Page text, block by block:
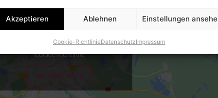
Akzeptieren Ablehnen Einstellungen
Cookie-RichtlinieDatenschutzImpressum
auf "Ich stimme zu", um Google maps
zu aktivieren
Cookie-Richtlinie
Ich stimme zu